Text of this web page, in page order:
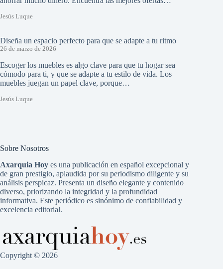
Jesús Luque
Diseña un espacio perfecto para que se adapte a tu ritmo
26 de marzo de 2026
Escoger los muebles es algo clave para que tu hogar sea
cómodo para ti, y que se adapte a tu estilo de vida. Los
muebles juegan un papel clave, porque…
Jesús Luque
Sobre Nosotros
Axarquia Hoy es una publicación en español excepcional y
de gran prestigio, aplaudida por su periodismo diligente y su
análisis perspicaz. Presenta un diseño elegante y contenido
diverso, priorizando la integridad y la profundidad
informativa. Este periódico es sinónimo de confiabilidad y
excelencia editorial.
Copyright © 2026